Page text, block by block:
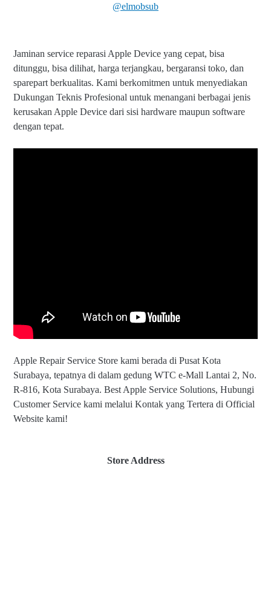
@elmobsub
Jaminan service reparasi Apple Device yang cepat, bisa
ditunggu, bisa dilihat, harga terjangkau, bergaransi toko, dan
sparepart berkualitas. Kami berkomitmen untuk menyediakan
Dukungan Teknis Profesional untuk menangani berbagai jenis
kerusakan Apple Device dari sisi hardware maupun software
dengan tepat.
Apple Repair Service Store kami berada di Pusat Kota
Surabaya, tepatnya di dalam gedung WTC e-Mall Lantai 2, No.
R-816, Kota Surabaya. Best Apple Service Solutions, Hubungi
Customer Service kami melalui Kontak yang Tertera di Official
Website kami!
Store Address